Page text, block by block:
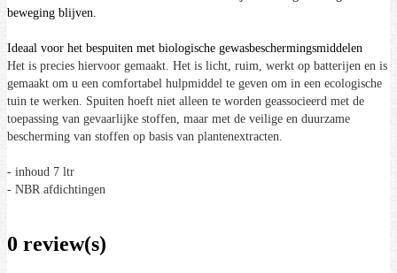
beweging blijven.
Ideaal voor het bespuiten met biologische gewasbeschermingsmiddelen
Het is precies hiervoor gemaakt. Het is licht, ruim, werkt op batterijen en is
gemaakt om u een comfortabel hulpmiddel te geven om in een ecologische
tuin te werken. Spuiten hoeft niet alleen te worden geassocieerd met de
toepassing van gevaarlijke stoffen, maar met de veilige en duurzame
bescherming van stoffen op basis van plantenextracten.
- inhoud 7 ltr
- NBR afdichtingen
0 review(s)